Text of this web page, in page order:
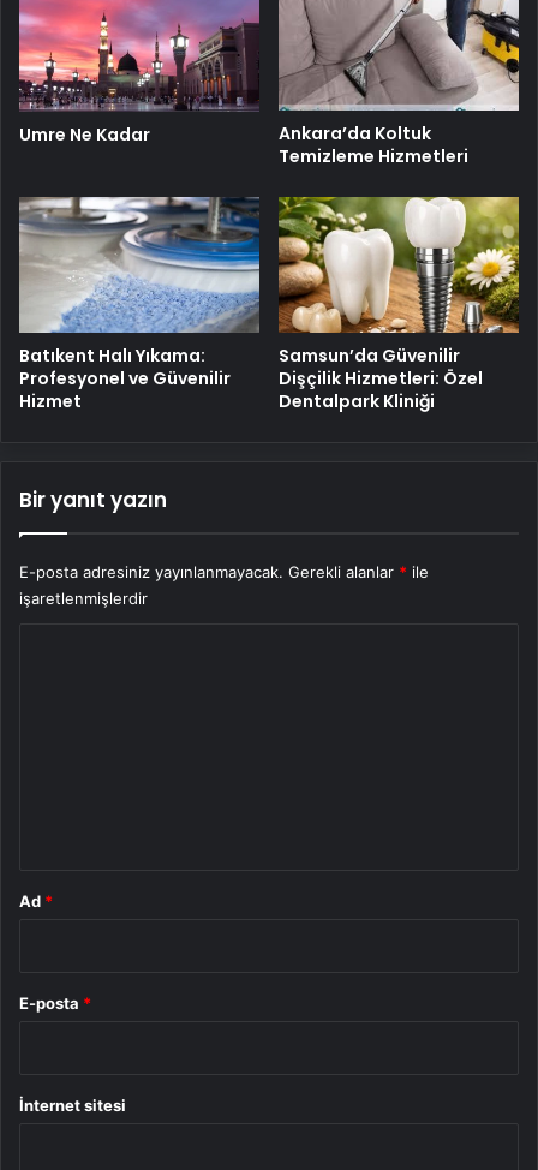
Umre Ne Kadar
Ankara’da Koltuk
Temizleme Hizmetleri
Batıkent Halı Yıkama:
Profesyonel ve Güvenilir
Hizmet
Samsun’da Güvenilir
Dişçilik Hizmetleri: Özel
Dentalpark Kliniği
Bir yanıt yazın
E-posta adresiniz yayınlanmayacak. Gerekli alanlar * ile
işaretlenmişlerdir
Ad *
E-posta *
İnternet sitesi